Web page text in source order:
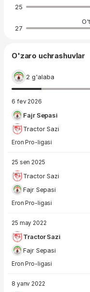
25
27
O'zaro uchrashuvlar
2 g'alaba
6 fev 2026
Fajr Sepasi
Tractor Sazi
Eron Pro-ligasi
25 sen 2025
Tractor Sazi
Fajr Sepasi
Eron Pro-ligasi
25 may 2022
Tractor Sazi
Fajr Sepasi
Eron Pro-ligasi
8 yanv 2022